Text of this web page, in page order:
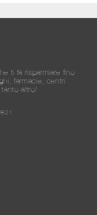
ti fa risparmiare fino
farmacie, centri
altro!